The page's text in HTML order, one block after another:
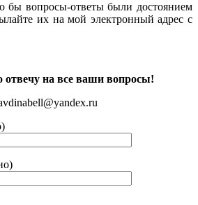
бы вопросы-ответы были достоянием
их на мой электронный адрес с
отвечу на все ваши вопросы!